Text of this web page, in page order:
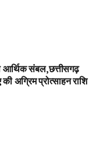
आर्थिक संबल,छत्तीसगढ़
अग्रिम प्रोत्साहन राशि